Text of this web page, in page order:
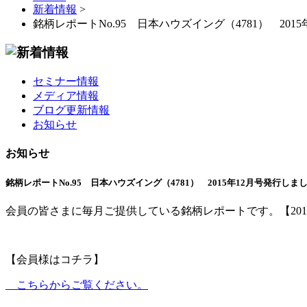
新着情報 >
銘柄レポートNo.95 日本ハウズイング（4781） 2015
セミナー情報
メディア情報
ブログ更新情報
お知らせ
お知らせ
銘柄レポートNo.95 日本ハウズイング（4781） 2015年12月号発行しまし
会員の皆さまに毎月ご提供している銘柄レポートです。【
【会員様はコチラ】
こちらからご覧ください。